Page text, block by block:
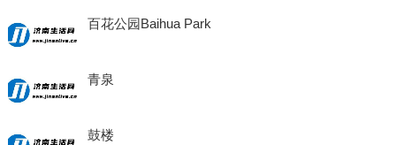
百花公园Baihua Park
青泉
鼓楼